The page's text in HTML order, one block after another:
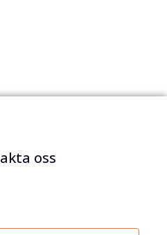
oss